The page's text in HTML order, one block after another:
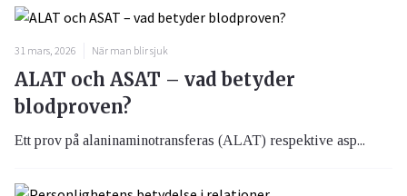
31 mars, 2026 När man blir sjuk
ALAT och ASAT – vad betyder
blodproven?
Ett prov på alaninaminotransferas (ALAT) respektive asp...